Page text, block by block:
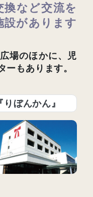
など交流を
があります
場のほかに、児
ーもあります。
ぼんかん』